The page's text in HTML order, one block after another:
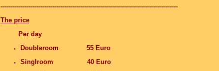
-----------------------------------------------------------------------------------------
The price
Per day
Doubleroom 55 Euro
Singlroom 40 Euro